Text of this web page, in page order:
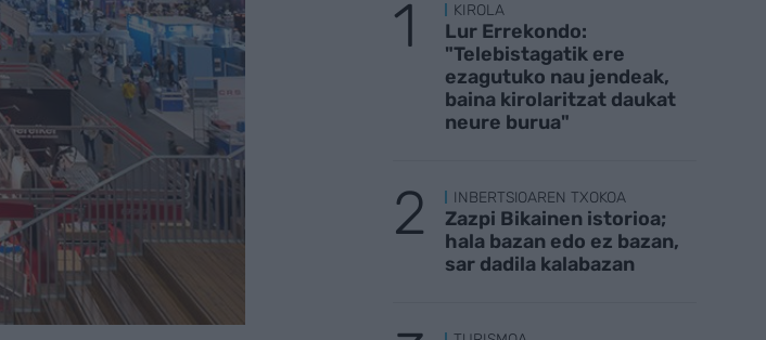
KIROLA
Lur Errekondo:
"Telebistagatik ere
ezagutuko nau jendeak,
baina kirolaritzat daukat
neure burua"
INBERTSIOAREN TXOKOA
Zazpi Bikainen istorioa;
hala bazan edo ez bazan,
sar dadila kalabazan